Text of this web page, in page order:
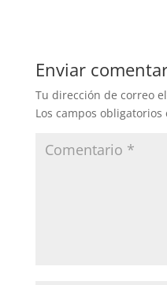
Enviar
Tu dirección de correo
Los campos